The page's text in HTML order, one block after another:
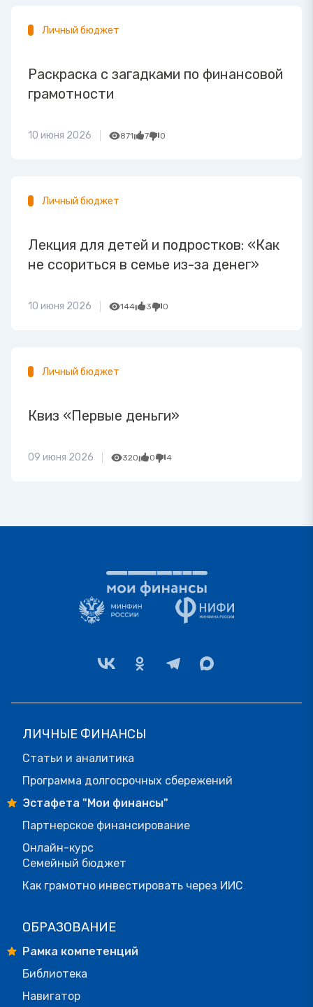
Личный бюджет
Раскраска с загадками по финансовой
грамотности
10 июня 2026 871 7 0
Личный бюджет
Лекция для детей и подростков: «Как
не ссориться в семье из-за денег»
10 июня 2026 144 3 0
Личный бюджет
Квиз «Первые деньги»
09 июня 2026 320 0 4
ЛИЧНЫЕ ФИНАНСЫ
Статьи и аналитика
Программа долгосрочных сбережений
Эстафета "Мои финансы"
Партнерское финансирование
Онлайн-курс
Семейный бюджет
Как грамотно инвестировать через ИИС
ОБРАЗОВАНИЕ
Рамка компетенций
Библиотека
Навигатор